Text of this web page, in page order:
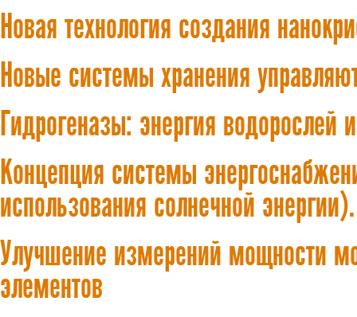
Новая технология создания
Новые системы хранения
Гидрогеназы: энергия водорослей
Концепция системы
использования солнечной
Улучшение измерений мощности
элементов